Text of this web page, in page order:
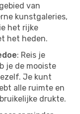
van
kunstgaleries,
het rijke
het heden.
: Reis je
je de mooiste
Je kunt
alle ruimte en
drukte.